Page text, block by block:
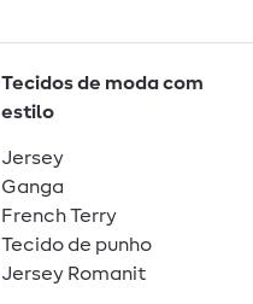
Tecidos de moda com
estilo
Jersey
Ganga
French Terry
Tecido de punho
Jersey Romanit